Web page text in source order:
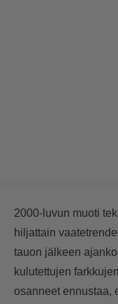
2000-luvun muoti
hiljattain
tauon jälkeen
kulutettujen
osanneet ennustaa,